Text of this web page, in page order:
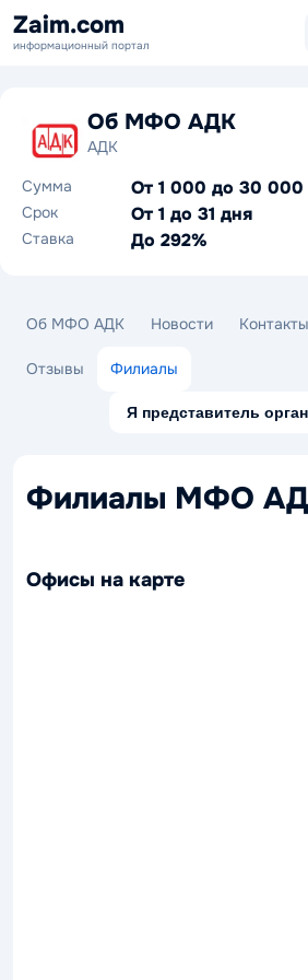
Zaim.com
информационный портал
Об МФО АДК
АДК
Сумма
От 1 000 до 30
Срок От 1 до 31 дня
Ставка До 292%
Об МФО АДК Новости Контакты
Отзывы Филиалы
Я представитель
Филиалы МФО
Офисы на карте